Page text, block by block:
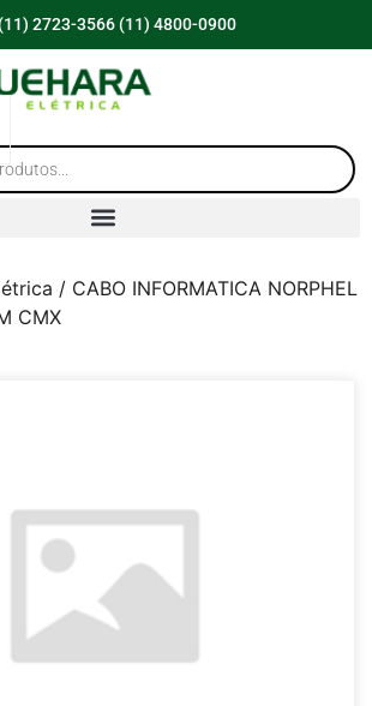
(11) 2723-3566 (11) 4800-0900
/ CABO INFORMATICA NORPHEL
CMX